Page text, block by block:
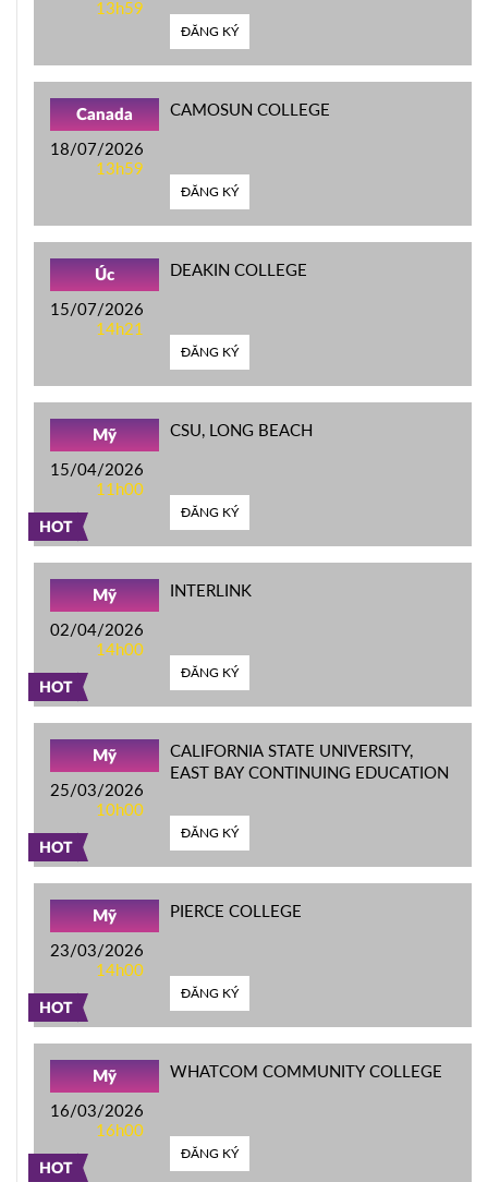
13h59
ĐĂNG KÝ
Canada
18/07/2026
13h59
CAMOSUN COLLEGE
ĐĂNG KÝ
Úc
15/07/2026
14h21
DEAKIN COLLEGE
ĐĂNG KÝ
HOT
Mỹ
15/04/2026
11h00
CSU, LONG BEACH
ĐĂNG KÝ
HOT
Mỹ
02/04/2026
14h00
INTERLINK
ĐĂNG KÝ
HOT
Mỹ
25/03/2026
10h00
CALIFORNIA STATE UNIVERSITY,
EAST BAY CONTINUING EDUCATION
ĐĂNG KÝ
HOT
Mỹ
23/03/2026
14h00
PIERCE COLLEGE
ĐĂNG KÝ
HOT
Mỹ
16/03/2026
16h00
WHATCOM COMMUNITY COLLEGE
ĐĂNG KÝ